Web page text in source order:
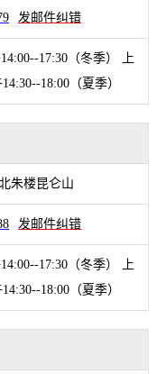
发邮件纠错
17:30（冬季） 上
18:00（夏季）
朱楼昆仑山
发邮件纠错
17:30（冬季） 上
18:00（夏季）